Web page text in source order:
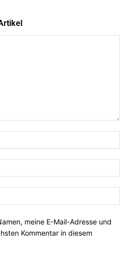
meine E-Mail-Adresse und
Kommentar in diesem